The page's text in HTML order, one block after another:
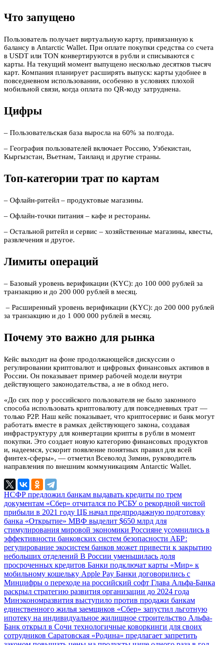
Что запущено
Пользователь получает виртуальную карту, привязанную к
балансу в Antarctic Wallet. При оплате покупки средства со счета
в USDT или TON конвертируются в рубли и списываются с
карты. На текущий момент выпущено несколько десятков тысяч
карт. Компания планирует расширять выпуск: карты удобнее в
повседневном использовании, особенно в условиях плохой
мобильной связи, когда оплата по QR-коду затруднена.
Цифры
– Пользовательская база выросла на 60% за полгода.
– География пользователей включает Россию, Узбекистан,
Кыргызстан, Вьетнам, Таиланд и другие страны.
Топ-категории трат по картам
– Офлайн-ритейл – продуктовые магазины.
– Офлайн-точки питания – кафе и рестораны.
– Остальной ритейл и сервис – хозяйственные магазины, квесты,
развлечения и другое.
Лимиты операций
– Базовый уровень верификации (KYC): до 100 000 рублей за
транзакцию и до 200 000 рублей в месяц.
– Расширенный уровень верификации (KYC): до 200 000 рублей
за транзакцию и до 1 000 000 рублей в месяц.
Почему это важно для рынка
Кейс выходит на фоне продолжающейся дискуссии о
регулировании криптовалют и цифровых финансовых активов в
России. Он показывает пример рабочей модели внутри
действующего законодательства, а не в обход него.
«До сих пор у российского пользователя не было законного
способа использовать криптовалюту для повседневных трат —
только P2P. Наш кейс показывает, что криптосервис и банк могут
работать вместе в рамках действующего закона, создавая
инфраструктуру для конвертации крипты в рубли в момент
покупки. Это создает новую категорию финансовых продуктов
и, надеемся, ускорит появление понятных правил для всей
финтех-сферы», — отметил Всеволод Зимин, руководитель
направления по внешним коммуникациям Antarctic Wallet.
НСФР предложил банкам выдавать кредиты по трем
документам «Сбер» отчитался по РСБУ о рекордной чистой
прибыли в 2021 году ЦБ начал предпродажную подготовку
банка «Открытие» МВФ выделит $650 млрд для
стимулирования мировой экономики Россияне усомнились в
эффективности банковских систем безопасности АБР:
регулирование экосистем банков может привести к закрытию
небольших отделений В России уменьшилась доля
просроченных кредитов Банки подключат карты «Мир» к
мобильному кошельку Apple Pay Банки договорились с
Минцифры о переходе на российский софт Глава Альфа-Банка
раскрыл стратегию развития организации до 2024 года
Минэкономразвития выступило против продажи банкам
единственного жилья заемщиков «Сбер» запустил льготную
ипотеку на индивидуальное жилищное строительство Альфа-
Банк открыл в Сочи технологичные коворкинги для своих
сотрудников Саратовская «Родина» предлагает запретить